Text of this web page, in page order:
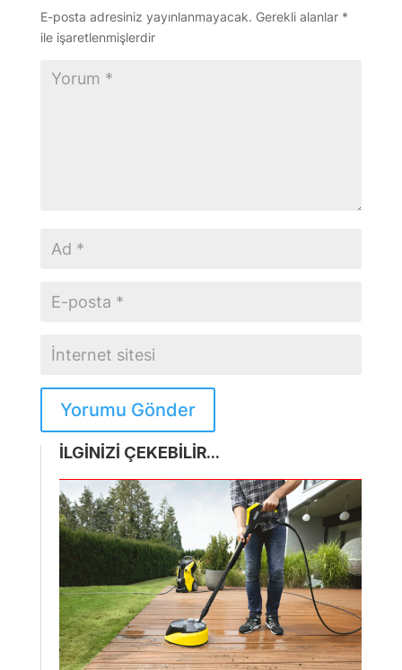
E-posta adresiniz yayınlanmayacak. Gerekli alanlar *
ile işaretlenmişlerdir
Yorumu Gönder
İLGİNİZİ ÇEKEBİLİR...